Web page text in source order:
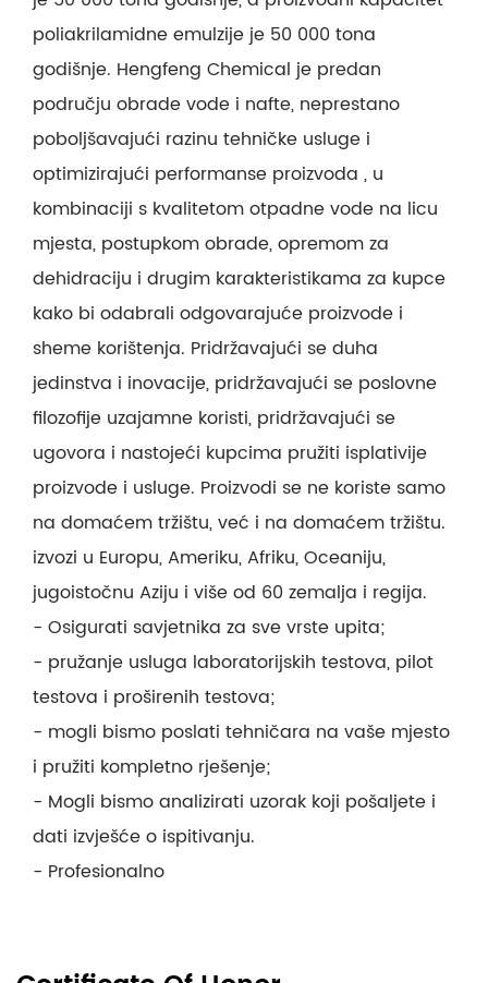
poliakrilamidne emulzije je 50 000 tona
godišnje. Hengfeng Chemical je predan
području obrade vode i nafte, neprestano
poboljšavajući razinu tehničke usluge i
optimizirajući performanse proizvoda , u
kombinaciji s kvalitetom otpadne vode na licu
mjesta, postupkom obrade, opremom za
dehidraciju i drugim karakteristikama za kupce
kako bi odabrali odgovarajuće proizvode i
sheme korištenja. Pridržavajući se duha
jedinstva i inovacije, pridržavajući se poslovne
filozofije uzajamne koristi, pridržavajući se
ugovora i nastojeći kupcima pružiti isplativije
proizvode i usluge. Proizvodi se ne koriste samo
na domaćem tržištu, već i na domaćem tržištu.
izvozi u Europu, Ameriku, Afriku, Oceaniju,
jugoistočnu Aziju i više od 60 zemalja i regija.
- Osigurati savjetnika za sve vrste upita;
- pružanje usluga laboratorijskih testova, pilot
testova i proširenih testova;
- mogli bismo poslati tehničara na vaše mjesto
i pružiti kompletno rješenje;
- Mogli bismo analizirati uzorak koji pošaljete i
dati izvješće o ispitivanju.
- Profesionalno